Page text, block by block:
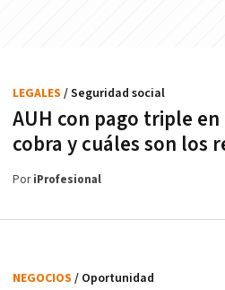
AUH con pago triple
cobra y cuáles son los
LEGALES / Seguridad social
PoriProfesional
NEGOCIOS / Oportunidad